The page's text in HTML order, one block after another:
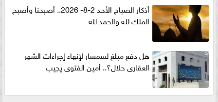
أذكار الصباح الأحد 2-8- 2026.. أصبحنا وأصبح
الملك لله والحمد لله
هل دفع مبلغ لسمسار لإنهاء إجراءات الشهر
العقارى حلال؟.. أمين الفتوى يجيب